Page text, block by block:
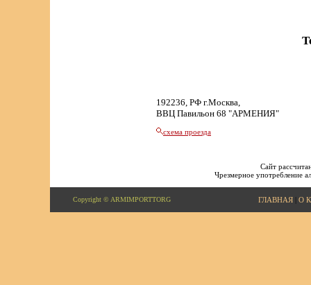
192236, РФ г.Москва,
ВВЦ Павильон 68 "АРМЕНИЯ"
схема проезда
Сайт
Чрезмерное употребление
Copyright © ARMIMPORTTORG ГЛАВНАЯ| О